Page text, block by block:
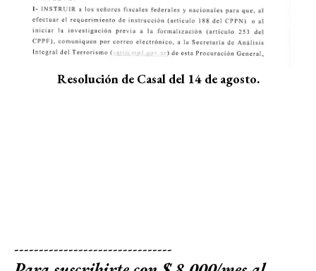
Resolución de Casal del 14 de agosto.
--------------------------------